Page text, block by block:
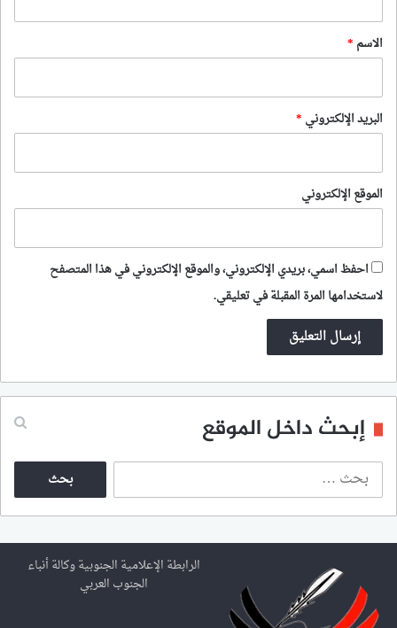
*
الاسم *
البريد الإلكتروني *
الموقع الإلكتروني
احفظ اسمي، بريدي الإلكتروني، والموقع الإلكتروني في هذا المتصفح
لاستخدامها المرة المقبلة في تعليقي.
إبحث داخل الموقع
ث
ع
ن
الرابطة الإعلامية الجنوبية وكالة أنباء
الجنوب العربي